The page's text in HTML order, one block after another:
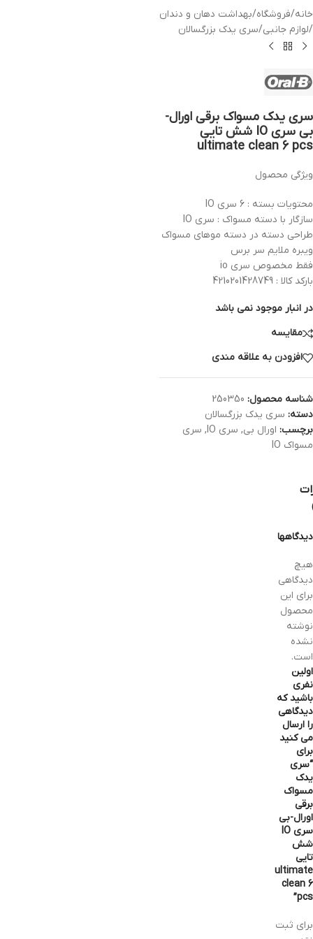
خانه/فروشگاه/بهداشت دهان و دندان
/لوازم جانبی/سری یدک بزرگسالان
سری یدک مسواک برقی اورال-
بی سری IO شش تایی
ultimate clean 6 pcs
ویژگی محصول
محتویات بسته : 6 سری IO
سازگار با دسته مسواک : سری IO
طراحی دسته در دسته موهای مسواک
ویبره ملایم سر برس
فقط مخصوص سری io
بارکد کالا : 4210201428749
در انبار موجود نمی باشد
مقایسه
افزودن به علاقه مندی
شناسه محصول: 250350
دسته: سری یدک بزرگسالان
برچسب: اورال بی, سری IO , سری
مسواک IO
دیدگاهها
هیچ
دیدگاهی
برای این
محصول
نوشته
نشده
است.
اولین
نفری
باشید که
دیدگاهی
را ارسال
می کنید
برای
“سری
یدک
مسواک
برقی
اورال-بی
سری IO
شش
تایی
ultimate
clean 6
pcs”
برای ثبت